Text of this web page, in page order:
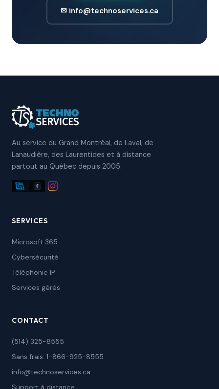
✉ info@technoservices.ca
Au service du Grand Montréal, de Laval, de
Lanaudière, des Laurentides et à distance
partout au Québec depuis 2005.
SERVICES
Microsoft 365
Cybersécurité
Téléphonie IP
Services gérés
CONTACT
(514) 325-8555
Sans frais: 1-866-925-8555
info@technoservices.ca
Support à distance